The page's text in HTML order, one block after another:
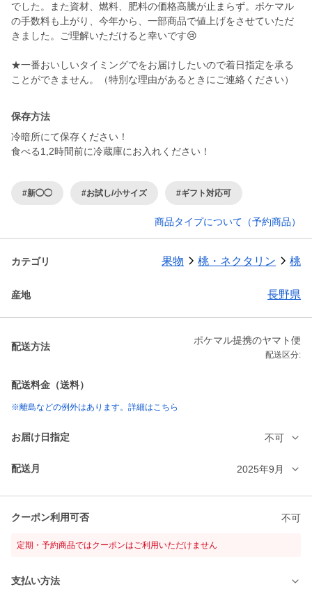
でした。また資材、燃料、肥料の価格高騰が止まらず。ポケマル
の手数料も上がり、今年から、一部商品で値上げをさせていただ
きました。ご理解いただけると幸いです😢
★一番おいしいタイミングでをお届けしたいので着日指定を承る
保存方法
冷暗所にて保存ください！
食べる1,2時間前に冷蔵庫にお入れください！
#新◯◯ #お試し/小サイズ #ギフト対応可
商品タイプについて（予約商品）
カテゴリ 果物 桃・ネクタリン 桃
産地 長野県
配送方法
ポケマル提携のヤマト便
配送区分:
配送料金（送料）
※離島などの例外はあります。詳細はこちら
お届け日指定 不可
配送月 2025年9月
クーポン利用可否 不可
定期・予約商品ではクーポンはご利用いただけません
支払い方法